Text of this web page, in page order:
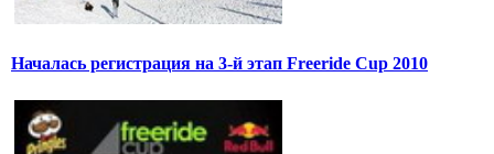
Началась регистрация на 3-й этап Freeride Cup 2010